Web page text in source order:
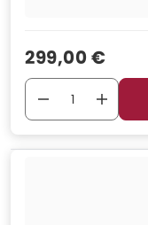
Verkaufspreis
299,00 €